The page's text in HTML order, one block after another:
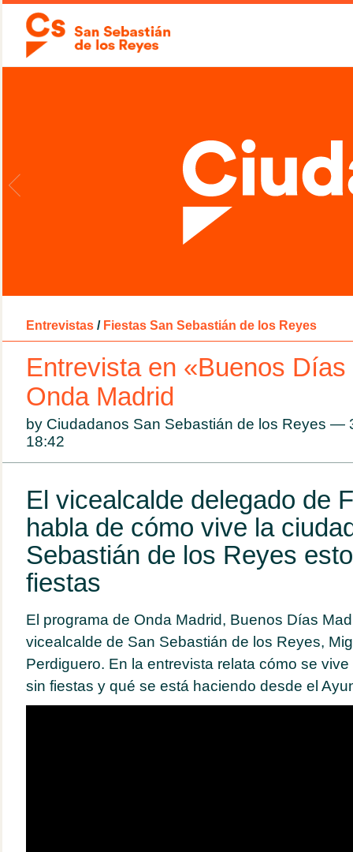
Entrevistas / Fiestas San Sebastián de los Reyes
Entrevista en «Buenos Días
Onda Madrid
by Ciudadanos San Sebastián de los Reyes —
18:42
El vicealcalde delegado de
habla de cómo vive la
Sebastián de los Reyes
fiestas
El programa de Onda Madrid, Buenos Días
vicealcalde de San Sebastián de los Reyes,
Perdiguero. En la entrevista relata cómo se
sin fiestas y qué se está haciendo desde el